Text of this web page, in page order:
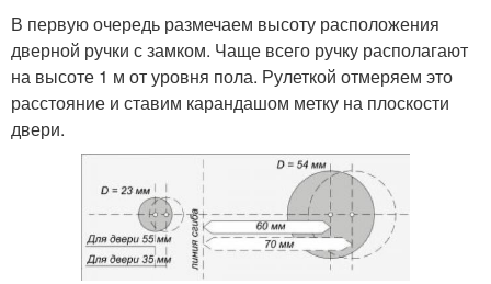
В первую очередь размечаем высоту расположения
дверной ручки с замком. Чаще всего ручку располагают
на высоте 1 м от уровня пола. Рулеткой отмеряем это
расстояние и ставим карандашом метку на плоскости
двери.